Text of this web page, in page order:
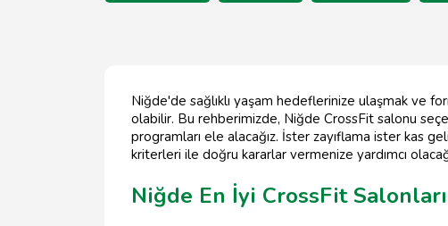
Niğde'de sağlıklı yaşam hedeflerinize ulaşmak ve
olabilir. Bu rehberimizde, Niğde CrossFit salonu
programları ele alacağız. İster zayıflama ister kas
kriterleri ile doğru kararlar vermenize yardımcı
Niğde En İyi CrossFit